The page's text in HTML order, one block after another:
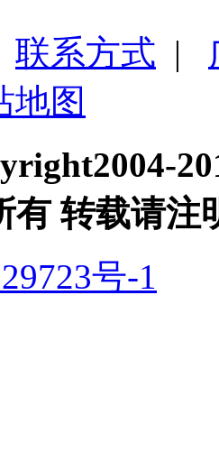
联系方式 |
地图
转载请注
号-1